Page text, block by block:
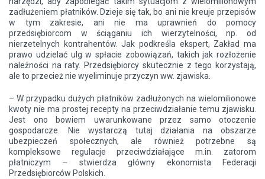
zadłużeniem płatników. Dzieje się tak, bo ani nie kreuje przepisów
w tym zakresie, ani nie ma uprawnień do pomocy
przedsiębiorcom w ściąganiu ich wierzytelności, np. od
nierzetelnych kontrahentów. Jak podkreśla ekspert, Zakład ma
prawo udzielać ulg w spłacie zobowiązań, takich jak rozłożenie
należności na raty. Przedsiębiorcy skutecznie z tego korzystają,
ale to przecież nie wyeliminuje przyczyn ww. zjawiska.
– W przypadku dużych płatników zadłużonych na wielomilionowe
kwoty nie ma prostej recepty na przeciwdziałanie temu zjawisku.
Jest ono bowiem uwarunkowane przez samo otoczenie
gospodarcze. Nie wystarczą tutaj działania na obszarze
ubezpieczeń społecznych, ale również potrzebne są
kompleksowe regulacje przeciwdziałające m.in. zatorom
płatniczym – stwierdza główny ekonomista Federacji
Przedsiębiorców Polskich.